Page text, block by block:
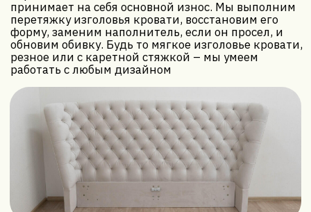
Хотя перетяжка матраса встречается реже, чем
перетяжка изголовья, в некоторых случаях это
актуально. Например, если у вас нестандартный
матрас, который полностью устраивает
по упругости, но его внешняя обивка износилась.
перетяжку боковин, включая царги, новым
материалом. Это вернет кровати целостный,
опрятный вид.
//ПЕРЕТЯЖКАМАТРАСА